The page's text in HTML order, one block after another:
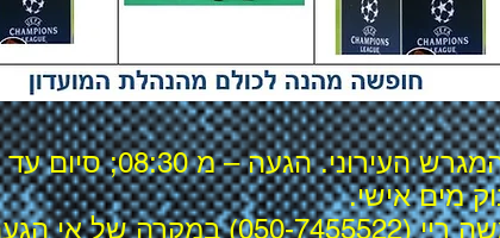
הגעה – מ 08:30; סיום עד 12:30.
מים אישי.
יש להודיע ערב מראש למשה ריי (050-